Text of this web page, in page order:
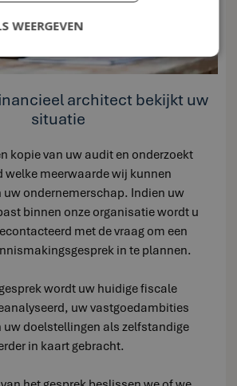
architect bekijkt uw
situatie
kopie van uw audit en onderzoekt
welke meerwaarde wij kunnen
uw ondernemerschap. Indien uw
binnen onze organisatie wordt u
met de vraag om een
in te plannen.
wordt uw huidige fiscale
uw vastgoedambities
uw doelstellingen als zelfstandige
in kaart gebracht.
WEERGEVEN